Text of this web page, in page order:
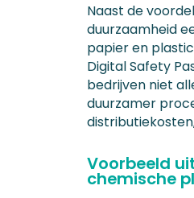
Naast de
duurzaamheid
papier en
Digital Safety
bedrijven niet
duurzamer
Voorbeeld
chemische